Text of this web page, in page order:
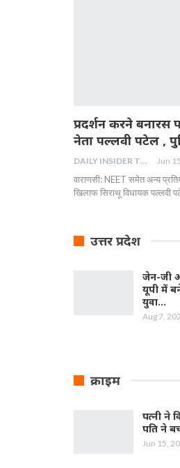
प्रदर्शन करने बनारस
नेता पल्लवी पटेल ,
DAILY INSIDER TEAM Jun
वाराणसी: NEET समेत अन्य
खिलाफ सिराथू विधायक पल्लवी
उत्तर प्रदेश
जेन-जी
यूपी में
युवा…
Aug 7,
क्राइम
पत्नी ने
पति ने
Jun 15,